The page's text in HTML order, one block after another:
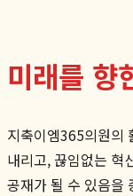
미래를 향
지축이엠365의원의
내리고, 끊임없는 혁
공재가 될 수 있음을